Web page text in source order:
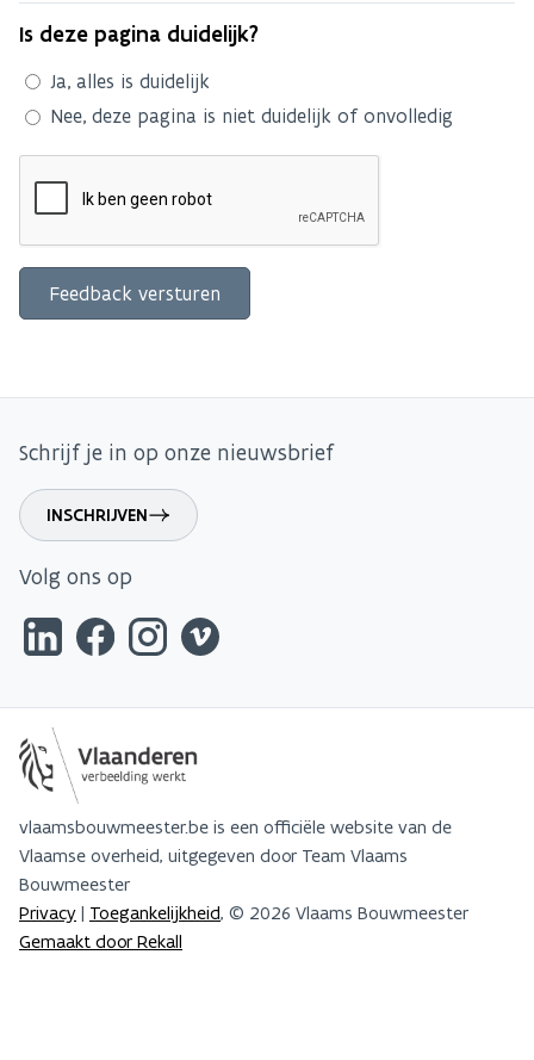
Is deze pagina duidelijk?
Ja, alles is duidelijk
Nee, deze pagina is niet duidelijk of onvolledig
Schrijf je in op onze nieuwsbrief
INSCHRIJVEN
Volg ons op
vlaamsbouwmeester.be is een officiële website van de
Vlaamse overheid, uitgegeven door Team Vlaams
Bouwmeester
Privacy | Toegankelijkheid, © 2026 Vlaams Bouwmeester
Gemaakt door Rekall